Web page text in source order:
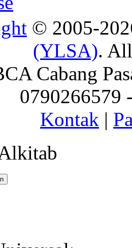
© 2005-
(YLSA).
Cabang
0790266579
Kontak |